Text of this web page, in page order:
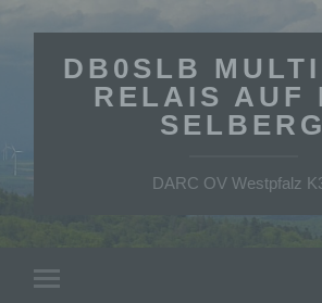
DB0SLB
RELAIS AUF
SELBERG
DARC OV Westpfalz